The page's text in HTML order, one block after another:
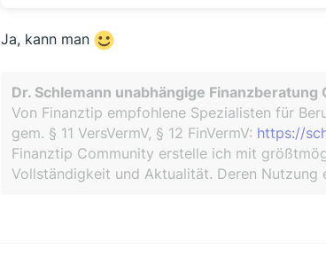
Ja, kann man
Dr. Schlemann unabhängige Finanzberatung
Von Finanztip empfohlene Spezialisten für
gem. § 11 VersVermV, § 12 FinVermV: https://
Finanztip Community erstelle ich mit
Vollständigkeit und Aktualität. Deren Nutzung